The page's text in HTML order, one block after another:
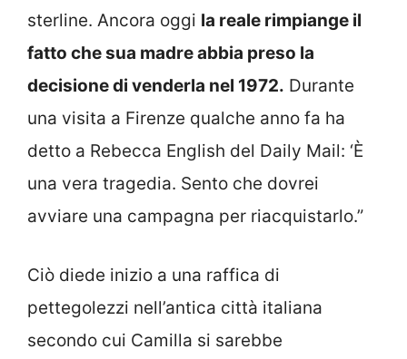
sterline. Ancora oggi la reale rimpiange il
fatto che sua madre abbia preso la
decisione di venderla nel 1972. Durante
una visita a Firenze qualche anno fa ha
detto a Rebecca English del Daily Mail: ‘È
una vera tragedia. Sento che dovrei
avviare una campagna per riacquistarlo.”
Ciò diede inizio a una raffica di
pettegolezzi nell’antica città italiana
secondo cui Camilla si sarebbe